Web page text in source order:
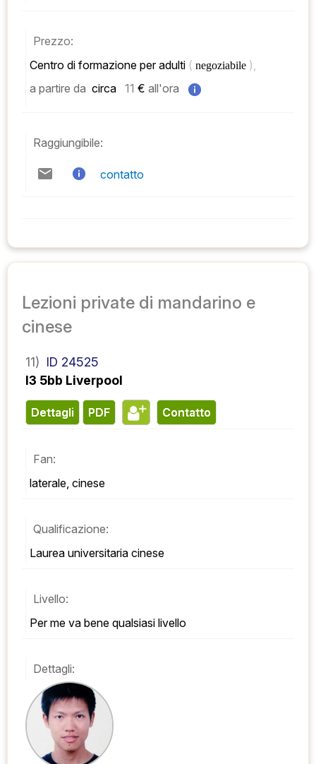
Prezzo:
Centro di formazione per adulti ( negoziabile ),
a partire da circa 11 € all'ora
Raggiungibile:
contatto
Lezioni private di mandarino e
cinese
11) ID 24525
l3 5bb Liverpool
Dettagli PDF contatto
Fan:
laterale, cinese
Qualificazione:
Laurea universitaria cinese
Livello:
Per me va bene qualsiasi livello
Dettagli: